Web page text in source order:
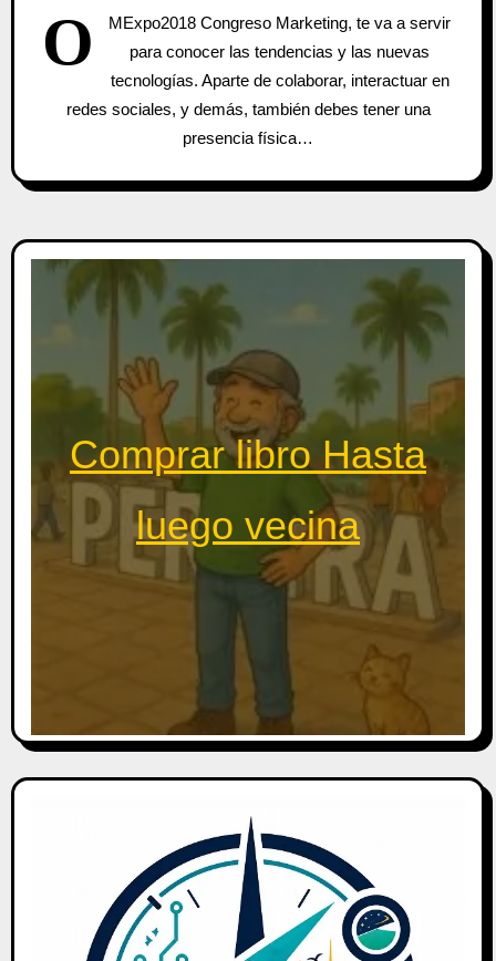
O
MExpo2018 Congreso Marketing, te va a servir
para conocer las tendencias y las nuevas
tecnologías. Aparte de colaborar, interactuar en
redes sociales, y demás, también debes tener una
presencia física…
Comprar libro Hasta
luego vecina